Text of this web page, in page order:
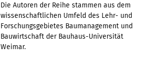
Die Autoren der Reihe stammen aus dem
wissenschaftlichen Umfeld des Lehr- und
Forschungsgebietes Baumanagement und
Bauwirtschaft der Bauhaus-Universität
Weimar.